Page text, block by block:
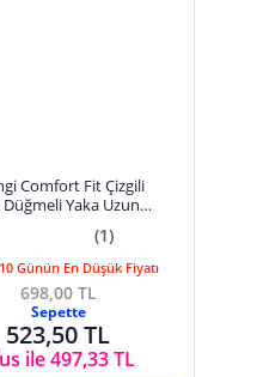
Comfort Fit Çizgili
Yaka Uzun
(1)
Günün En Düşük Fiyatı
698,00 TL
Sepette
523,50 TL
ile 497,33 TL